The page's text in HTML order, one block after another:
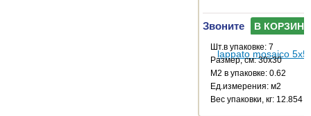
Звоните В КОРЗИНУ
Шт.в упаковке: 7
Размер, см: 30x30
М2 в упаковке: 0.62
Ед.измерения: м2
Веc упаковки, кг: 12.854